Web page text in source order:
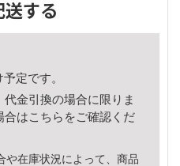
送する
定です。
金引換の場合に限りま
合はこちら をご確認くだ
在庫状況によって、商品